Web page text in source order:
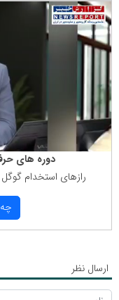
دوره های
رازهای استخدام
ارسال نظر